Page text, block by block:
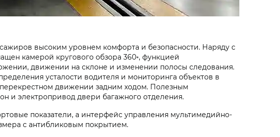
высоким уровнем комфорта и безопасности. Наряду с
камерой кругового обзора 360◦, функцией
движении на склоне и изменении полосы следования.
усталости водителя и мониторинга объектов в
движении задним ходом. Полезным
и электропривод двери багажного отделения.
показатели, а интерфейс управления мультимедийно-
с антибликовым покрытием.